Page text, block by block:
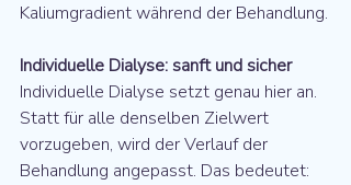
Kaliumgradient während der Behandlung.
Individuelle Dialyse: sanft und sicher
Individuelle Dialyse setzt genau hier an.
Statt für alle denselben Zielwert
vorzugeben, wird der Verlauf der
Behandlung angepasst. Das bedeutet: